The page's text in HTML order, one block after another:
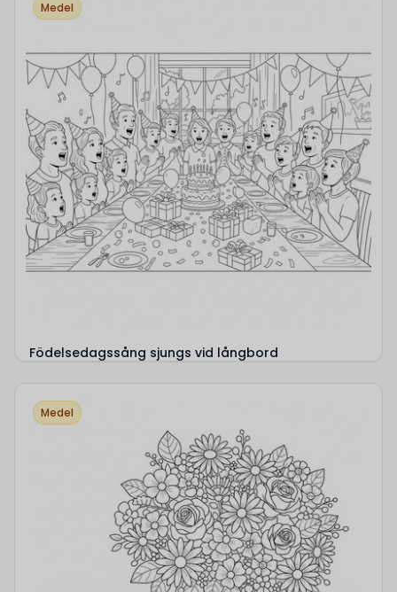
Medel
Födelsedagssång sjungs vid långbord
Medel